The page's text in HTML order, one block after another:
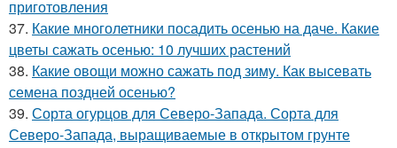
приготовления
37. Какие многолетники посадить осенью на даче. Какие
цветы сажать осенью: 10 лучших растений
38. Какие овощи можно сажать под зиму. Как высевать
семена поздней осенью?
39. Сорта огурцов для Северо-Запада. Сорта для
Северо-Запада, выращиваемые в открытом грунте